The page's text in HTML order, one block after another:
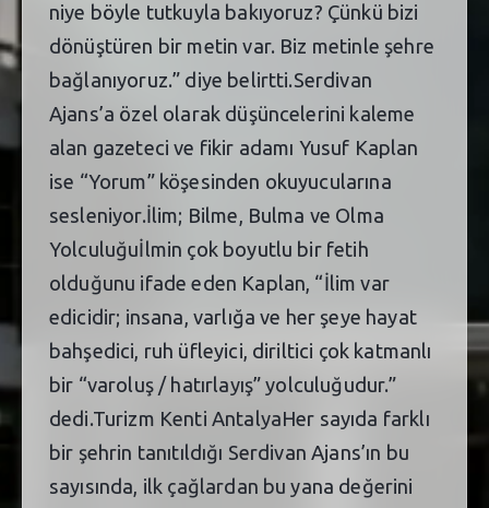
niye böyle tutkuyla bakıyoruz? Çünkü bizi
dönüştüren bir metin var. Biz metinle şehre
bağlanıyoruz.” diye belirtti.Serdivan
Ajans’a özel olarak düşüncelerini kaleme
alan gazeteci ve fikir adamı Yusuf Kaplan
ise “Yorum” köşesinden okuyucularına
sesleniyor.İlim; Bilme, Bulma ve Olma
Yolculuğuİlmin çok boyutlu bir fetih
olduğunu ifade eden Kaplan, “İlim var
edicidir; insana, varlığa ve her şeye hayat
bahşedici, ruh üfleyici, diriltici çok katmanlı
bir “varoluş / hatırlayış” yolculuğudur.”
dedi.Turizm Kenti AntalyaHer sayıda farklı
bir şehrin tanıtıldığı Serdivan Ajans’ın bu
sayısında, ilk çağlardan bu yana değerini